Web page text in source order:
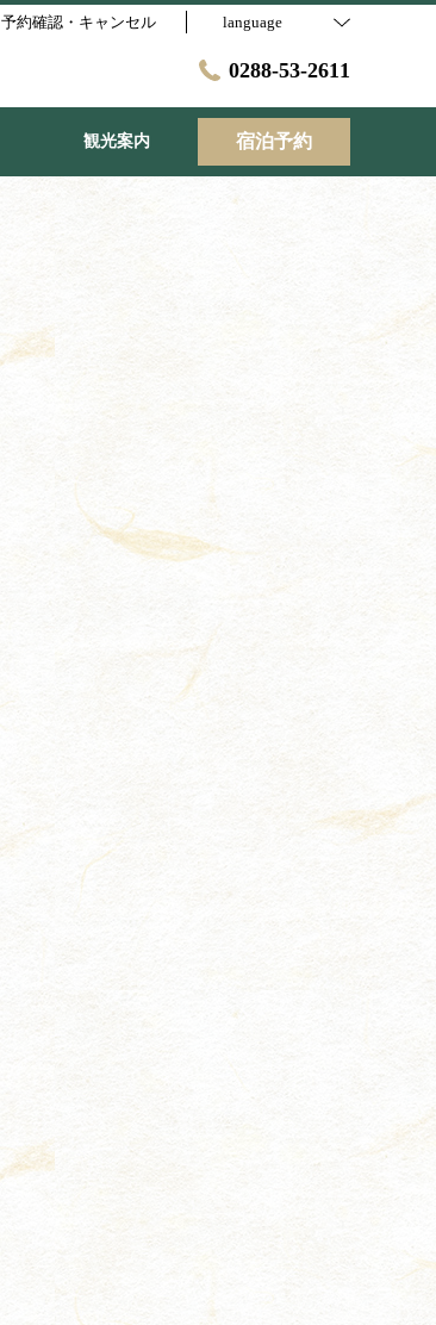
予約確認・キャンセル language
0288-53-2611
観光案内 宿泊予約